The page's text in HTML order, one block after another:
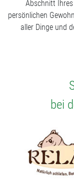
Abschnitt
persönlichen
aller Dinge und
bei